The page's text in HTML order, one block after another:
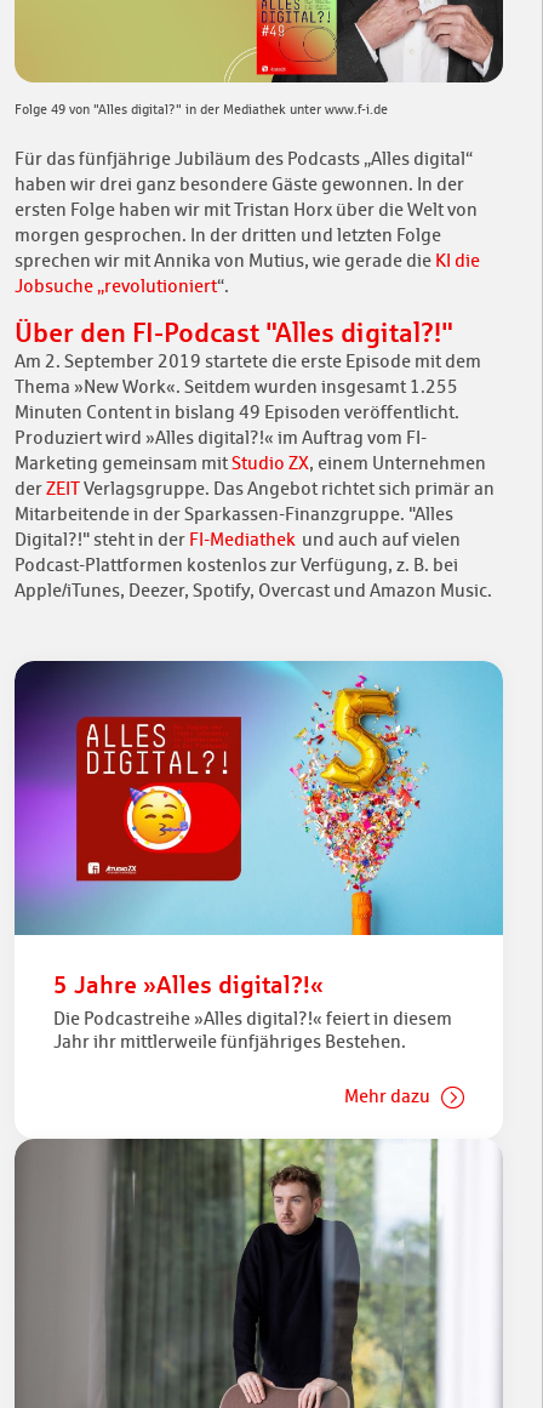
Folge 49 von "Alles digital?" in der Mediathek unter www.f-i.de
Für das fünfjährige Jubiläum des Podcasts „Alles digital“
haben wir drei ganz besondere Gäste gewonnen. In der
ersten Folge haben wir mit Tristan Horx über die Welt von
morgen gesprochen. In der dritten und letzten Folge
sprechen wir mit Annika von Mutius, wie gerade die KI die
Jobsuche „revolutioniert“.
Über den FI-Podcast "Alles digital?!"
Am 2. September 2019 startete die erste Episode mit dem
Thema »New Work«. Seitdem wurden insgesamt 1.255
Minuten Content in bislang 49 Episoden veröffentlicht.
Produziert wird »Alles digital?!« im Auftrag vom FI-
Marketing gemeinsam mitStudio ZX, einem Unternehmen
derZEITVerlagsgruppe. Das Angebot richtet sich primär an
Mitarbeitende in der Sparkassen-Finanzgruppe. "Alles
Digital?!" steht in der FI-Mediathek und auch auf vielen
Podcast-Plattformen kostenlos zur Verfügung, z. B. bei
Apple/iTunes, Deezer, Spotify, Overcast und Amazon Music.
5 Jahre »Alles digital?!«
Die Podcastreihe »Alles digital?!« feiert in diesem
Jahr ihr mittlerweile fünfjähriges Bestehen.
Mehr dazu